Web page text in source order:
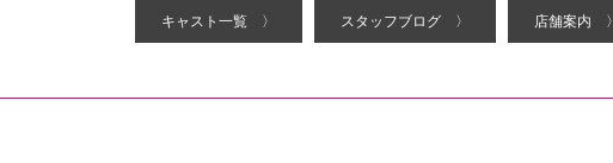
キャスト一覧 〉 スタッフブログ 〉 店舗案内 〉